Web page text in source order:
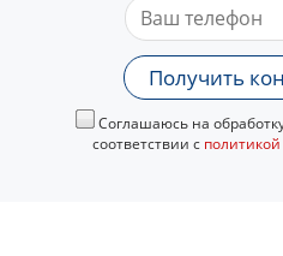
Получить
Соглашаюсь на
соответствии с